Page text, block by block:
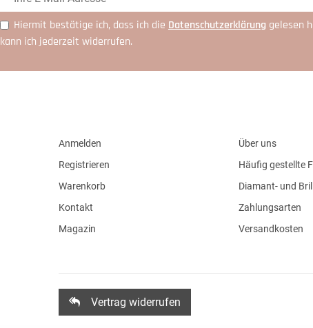
Hiermit bestätige ich, dass ich die Daten­schutz­erklärung gelesen
kann ich jederzeit widerrufen.
Anmelden
Registrieren
Warenkorb
Kontakt
Magazin
Über uns
Häufig gestellte
Diamant- und
Zahlungsarten
Versandkosten
Vertrag widerrufen